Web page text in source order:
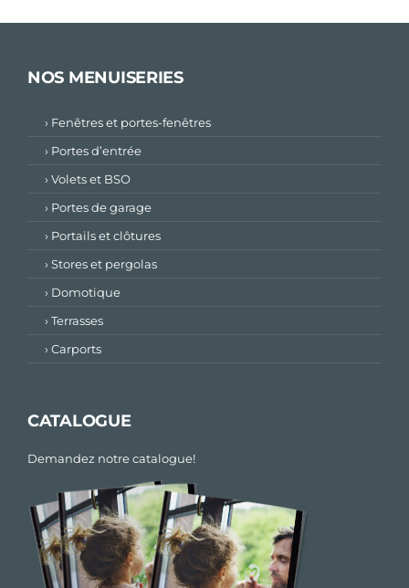
NOS MENUISERIES
› Fenêtres et portes-fenêtres
› Portes d’entrée
› Volets et BSO
› Portes de garage
› Portails et clôtures
› Stores et pergolas
› Domotique
› Terrasses
› Carports
CATALOGUE
Demandez notre catalogue!